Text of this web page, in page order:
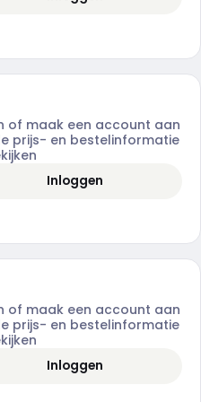
of maak een account aan
prijs- en bestelinformatie
Inloggen
of maak een account aan
prijs- en bestelinformatie
Inloggen